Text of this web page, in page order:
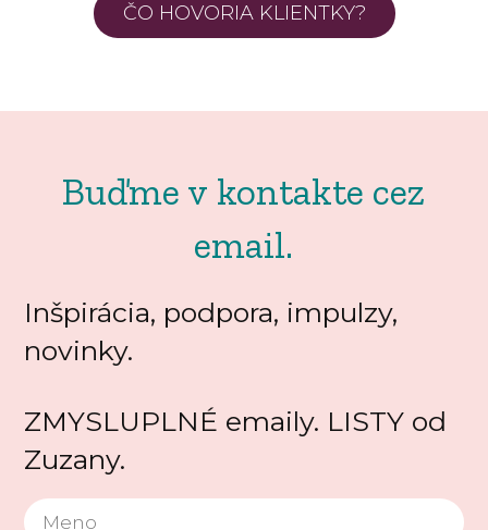
ČO HOVORIA KLIENTKY?
Buďme v kontakte cez
email.
Inšpirácia, podpora, impulzy,
novinky.
ZMYSLUPLNÉ emaily. LISTY od
Zuzany.